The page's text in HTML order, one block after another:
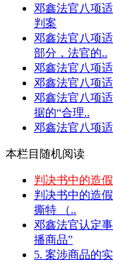
邓鑫法官八项
判案
邓鑫法官八项
部分，法官的..
邓鑫法官八项
邓鑫法官八项
邓鑫法官八项
据的“合理..
邓鑫法官八项
本栏目随机阅读
判决书中的造
判决书中的造
撕特 （..
邓鑫法官认定
播商品”
5. 案涉商品的